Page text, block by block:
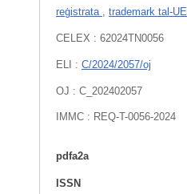
reġistrata , trademark tal-UE
CELEX : 62024TN0056
ELI : C/2024/2057/oj
OJ : C_202402057
IMMC : REQ-T-0056-2024
pdfa2a
ISSN